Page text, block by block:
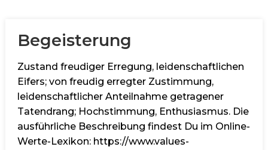
Begeisterung
Zustand freudiger Erregung, leidenschaftlichen
Eifers; von freudig erregter Zustimmung,
leidenschaftlicher Anteilnahme getragener
Tatendrang; Hochstimmung, Enthusiasmus. Die
ausführliche Beschreibung findest Du im Online-
Werte-Lexikon: https://www.values-